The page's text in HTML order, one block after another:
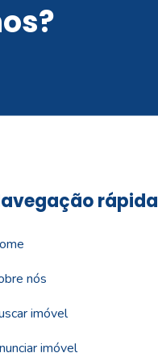
rápida
nós
imóvel
imóvel